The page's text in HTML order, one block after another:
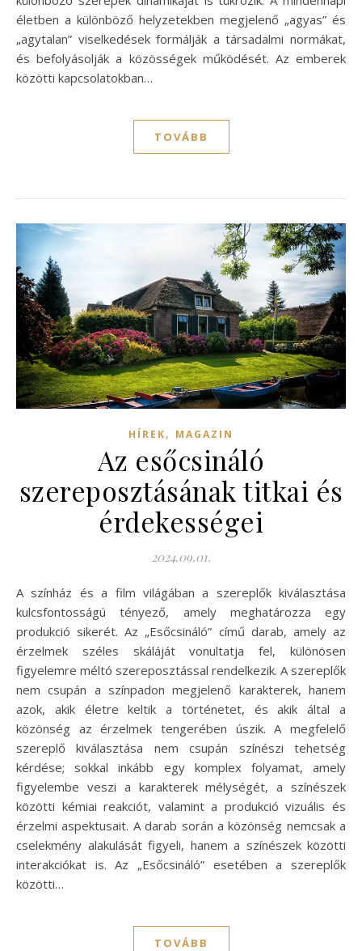
életben a különböző helyzetekben megjelenő „agyas” és
„agytalan” viselkedések formálják a társadalmi normákat,
és befolyásolják a közösségek működését. Az emberek
közötti kapcsolatokban…
TOVÁBB
HÍREK, MAGAZIN
Az esőcsináló
szereposztásának titkai és
érdekességei
2024.09.01.
A színház és a film világában a szereplők kiválasztása
kulcsfontosságú tényező, amely meghatározza egy
produkció sikerét. Az „Esőcsináló” című darab, amely az
érzelmek széles skáláját vonultatja fel, különösen
figyelemre méltó szereposztással rendelkezik. A szereplők
nem csupán a színpadon megjelenő karakterek, hanem
azok, akik életre keltik a történetet, és akik által a
közönség az érzelmek tengerében úszik. A megfelelő
szereplő kiválasztása nem csupán színészi tehetség
kérdése; sokkal inkább egy komplex folyamat, amely
figyelembe veszi a karakterek mélységét, a színészek
közötti kémiai reakciót, valamint a produkció vizuális és
érzelmi aspektusait. A darab során a közönség nemcsak a
cselekmény alakulását figyeli, hanem a színészek közötti
interakciókat is. Az „Esőcsináló” esetében a szereplők
közötti…
TOVÁBB